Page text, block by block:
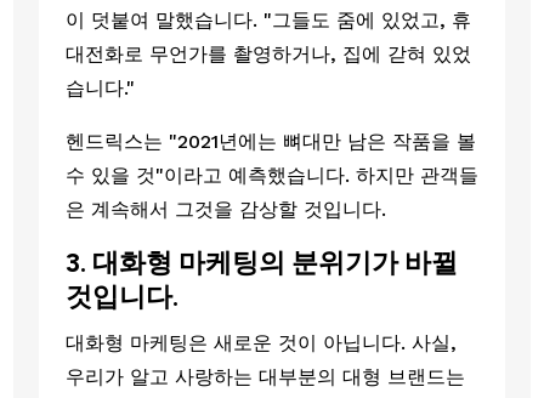
이 덧붙여 말했습니다. "그들도 줌에 있었고, 휴
대전화로 무언가를 촬영하거나, 집에 갇혀 있었
습니다."
헨드릭스는 "2021년에는 뼈대만 남은 작품을 볼
수 있을 것"이라고 예측했습니다. 하지만 관객들
은 계속해서 그것을 감상할 것입니다.
3. 대화형 마케팅의 분위기가 바뀔
것입니다.
대화형 마케팅은 새로운 것이 아닙니다. 사실,
우리가 알고 사랑하는 대부분의 대형 브랜드는